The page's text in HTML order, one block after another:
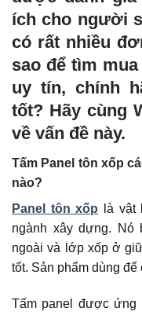
ích cho người
có rất nhiều
sao để tìm
uy tín, chính
tốt? Hãy cùng
về vấn đề này.
Tấm Panel tôn xốp
nào?
Panel tôn xốp là vật
ngành xây dựng.
ngoài và lớp xốp ở
tốt. Sản phẩm dùng
Tấm panel được ứng